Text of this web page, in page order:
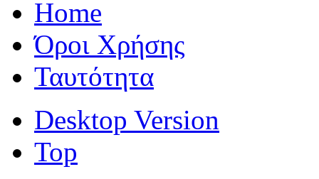
Home
Όροι Χρήσης
Ταυτότητα
Desktop Version
Top